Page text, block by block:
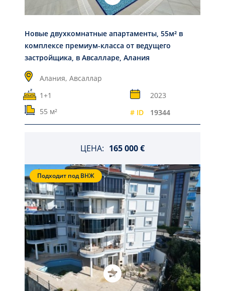
Новые двухкомнатные апартаменты, 55м² в
комплексе премиум-класса от ведущего
застройщика, в Авсалларе, Алания
Алания, Авсаллар
1+1
2023
55 м²
# ID 19344
ЦЕНА: 165 000 €
Подходит под ВНЖ